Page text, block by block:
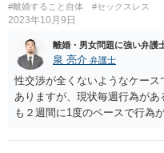
#離婚すること自体 #セックスレス
2023年10月9日
離婚・男女問題に強い弁護
泉 亮介 弁護士
性交渉が全くないようなケー
ありますが、現状毎週行為が
も２週間に1度のペースで行為
れないでしょう。 また、離婚